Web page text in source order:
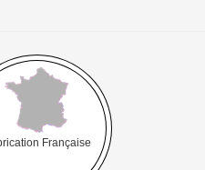
Française